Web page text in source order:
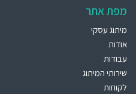
מפת אתר
מיתוג עסקי
אודות
עבודות
שירותי המיתוג
לקוחות